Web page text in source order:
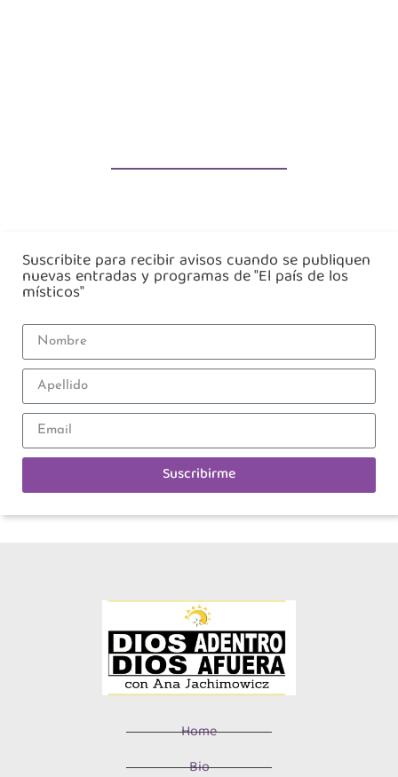
Suscribite para recibir avisos cuando se publiquen
nuevas entradas y programas de "El país de los
místicos"
Suscribirme
Home
Bio